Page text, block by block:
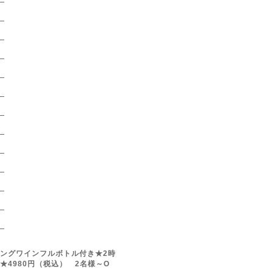
グワインフルボトル付き★2時
★4980円（税込） 2名様～O